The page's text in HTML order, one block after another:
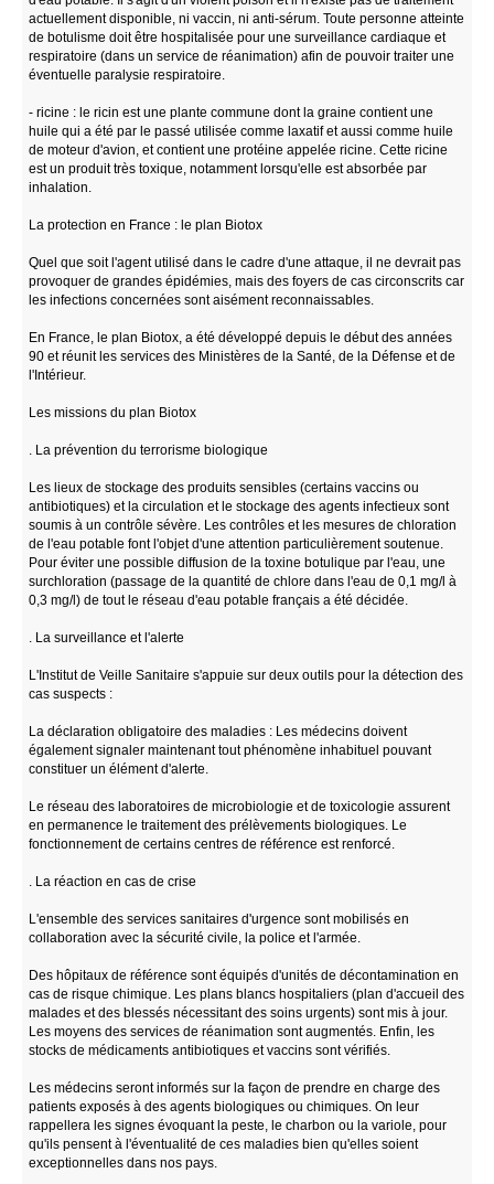
actuellement disponible, ni vaccin, ni anti-sérum. Toute personne atteinte
de botulisme doit être hospitalisée pour une surveillance cardiaque et
respiratoire (dans un service de réanimation) afin de pouvoir traiter une
éventuelle paralysie respiratoire.
- ricine : le ricin est une plante commune dont la graine contient une
huile qui a été par le passé utilisée comme laxatif et aussi comme huile
de moteur d'avion, et contient une protéine appelée ricine. Cette ricine
est un produit très toxique, notamment lorsqu'elle est absorbée par
inhalation.
La protection en France : le plan Biotox
Quel que soit l'agent utilisé dans le cadre d'une attaque, il ne devrait pas
provoquer de grandes épidémies, mais des foyers de cas circonscrits car
les infections concernées sont aisément reconnaissables.
En France, le plan Biotox, a été développé depuis le début des années
90 et réunit les services des Ministères de la Santé, de la Défense et de
l'Intérieur.
Les missions du plan Biotox
. La prévention du terrorisme biologique
Les lieux de stockage des produits sensibles (certains vaccins ou
antibiotiques) et la circulation et le stockage des agents infectieux sont
soumis à un contrôle sévère. Les contrôles et les mesures de chloration
de l'eau potable font l'objet d'une attention particulièrement soutenue.
Pour éviter une possible diffusion de la toxine botulique par l'eau, une
surchloration (passage de la quantité de chlore dans l'eau de 0,1 mg/l à
0,3 mg/l) de tout le réseau d'eau potable français a été décidée.
. La surveillance et l'alerte
L'Institut de Veille Sanitaire s'appuie sur deux outils pour la détection des
cas suspects :
La déclaration obligatoire des maladies : Les médecins doivent
également signaler maintenant tout phénomène inhabituel pouvant
constituer un élément d'alerte.
Le réseau des laboratoires de microbiologie et de toxicologie assurent
en permanence le traitement des prélèvements biologiques. Le
fonctionnement de certains centres de référence est renforcé.
. La réaction en cas de crise
L'ensemble des services sanitaires d'urgence sont mobilisés en
collaboration avec la sécurité civile, la police et l'armée.
Des hôpitaux de référence sont équipés d'unités de décontamination en
cas de risque chimique. Les plans blancs hospitaliers (plan d'accueil des
malades et des blessés nécessitant des soins urgents) sont mis à jour.
Les moyens des services de réanimation sont augmentés. Enfin, les
stocks de médicaments antibiotiques et vaccins sont vérifiés.
Les médecins seront informés sur la façon de prendre en charge des
patients exposés à des agents biologiques ou chimiques. On leur
rappellera les signes évoquant la peste, le charbon ou la variole, pour
qu'ils pensent à l'éventualité de ces maladies bien qu'elles soient
exceptionnelles dans nos pays.